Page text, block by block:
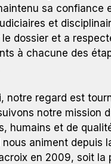
sa confiance
et
le dossier et a
à chacune des
notre regard est
notre mission
humains et de
animent depuis
en 2009, soit la